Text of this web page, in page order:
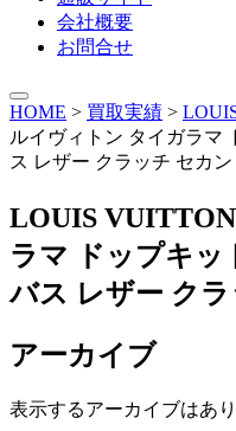
会社概要
お問合せ
HOME > 買取実績 >
ルイヴィトン タイガラマ
ス レザー クラッチ セカ
LOUIS
ラマ ドップキッ
バス レザー ク
アーカイブ
表示するアーカイブはあり